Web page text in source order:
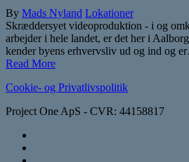
By Mads Nyland Lokationer
Skræddersyet videoproduktion - i og
arbejder i hele landet, er det her i
kender byens erhvervsliv ud og ind og
Read More
Cookie- og Privatlivspolitik
Project One ApS - CVR: 44158817